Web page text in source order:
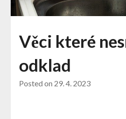
Věci které
odklad
Posted on 29. 4. 2023